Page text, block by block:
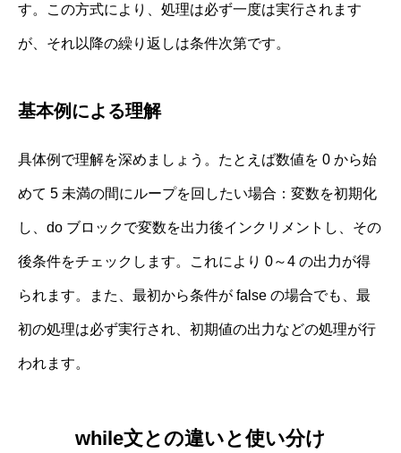
す。この方式により、処理は必ず一度は実行されます
が、それ以降の繰り返しは条件次第です。
基本例による理解
具体例で理解を深めましょう。たとえば数値を 0 から始
めて 5 未満の間にループを回したい場合：変数を初期化
し、do ブロックで変数を出力後インクリメントし、その
後条件をチェックします。これにより 0～4 の出力が得
られます。また、最初から条件が false の場合でも、最
初の処理は必ず実行され、初期値の出力などの処理が行
われます。
while文との違いと使い分け